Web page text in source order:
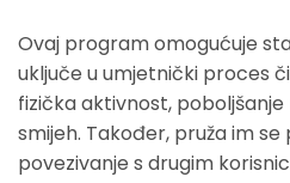
Ovaj program omogućuje
uključe u umjetnički proces
fizička aktivnost, poboljšanje
smijeh. Također, pruža im se
povezivanje s drugim